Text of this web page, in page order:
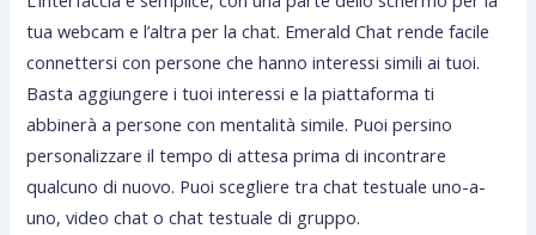
tua webcam e l’altra per la chat. Emerald Chat rende facile
connettersi con persone che hanno interessi simili ai tuoi.
Basta aggiungere i tuoi interessi e la piattaforma ti
abbinerà a persone con mentalità simile. Puoi persino
personalizzare il tempo di attesa prima di incontrare
qualcuno di nuovo. Puoi scegliere tra chat testuale uno-a-
uno, video chat o chat testuale di gruppo.